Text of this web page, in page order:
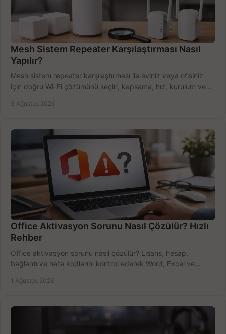
Mesh Sistem Repeater Karşılaştırması Nasıl
Yapılır?
Mesh sistem repeater karşılaştırması ile eviniz veya ofisiniz
için doğru Wi-Fi çözümünü seçin; kapsama, hız, kurulum ve
3 Ağustos 2026
Office Aktivasyon Sorunu Nasıl Çözülür? Hızlı
Rehber
Office aktivasyon sorunu nasıl çözülür? Lisans, hesap,
bağlantı ve hata kodlarını kontrol ederek Word, Excel ve
1 Ağustos 2026